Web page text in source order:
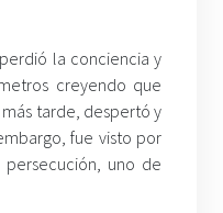
la conciencia y
creyendo que
tarde, despertó y
fue visto por
uno de